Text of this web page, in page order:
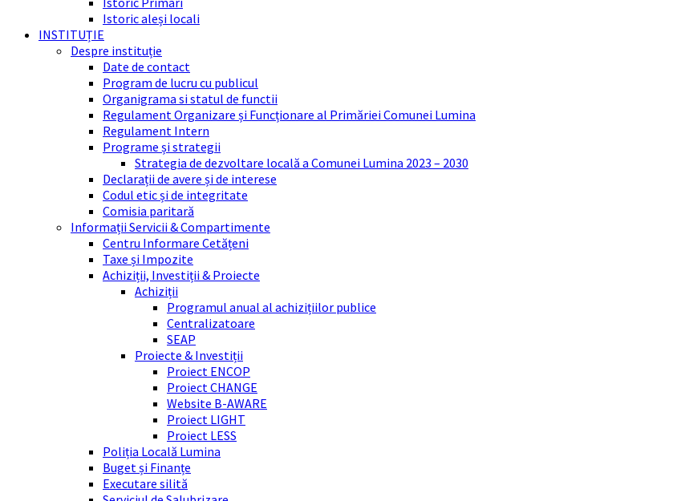
Istoric aleși locali
INSTITUȚIE
Despre instituție
Date de contact
Program de lucru cu publicul
Organigrama si statul de functii
Regulament Organizare și Funcționare al Primăriei Comunei Lumina
Regulament Intern
Programe și strategii
Strategia de dezvoltare locală a Comunei Lumina 2023 – 2030
Declarații de avere și de interese
Codul etic și de integritate
Comisia paritară
Informații Servicii & Compartimente
Centru Informare Cetățeni
Taxe și Impozite
Achiziții, Investiții & Proiecte
Achiziții
Programul anual al achizițiilor publice
Centralizatoare
SEAP
Proiecte & Investiții
Proiect ENCOP
Proiect CHANGE
Website B-AWARE
Proiect LIGHT
Proiect LESS
Poliția Locală Lumina
Buget și Finanțe
Executare silită